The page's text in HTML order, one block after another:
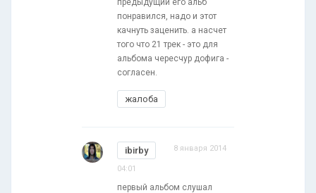
предыдущий его альб
понравился, надо и этот
качнуть заценить. а насчет
того что 21 трек - это для
альбома чересчур дофига -
согласен.
жалоба
ibirby 8 января 2014
04:01
первый альбом слушал